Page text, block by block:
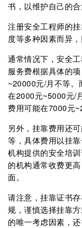
书，以维护自己的
注册安全工程师的
度等多种因素而异
通常情况下，安全
服务费根据具体的
~20000元/月不等。
在2000元~5000元/
费用可能在7000元
另外，挂靠费用还
等，具体费用以挂
机构提供的安全培
的机构通常收费更
面。
请注意，挂靠证书
规，谨慎选择挂靠
的唯一考虑因素，